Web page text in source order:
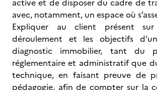
active et de disposer du cadre de
avec, notamment, un espace où
Expliquer au client présent
déroulement et les objectifs
diagnostic immobilier, tant du
réglementaire et administratif que
technique, en faisant preuve de
pédagogie, afin de compter sur la